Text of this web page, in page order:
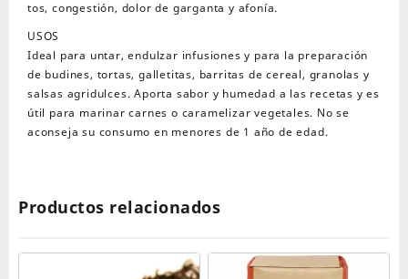
tos, congestión, dolor de garganta y afonía.
USOS
Ideal para untar, endulzar infusiones y para la preparación
de budines, tortas, galletitas, barritas de cereal, granolas y
salsas agridulces. Aporta sabor y humedad a las recetas y es
útil para marinar carnes o caramelizar vegetales. No se
aconseja su consumo en menores de 1 año de edad.
Productos relacionados